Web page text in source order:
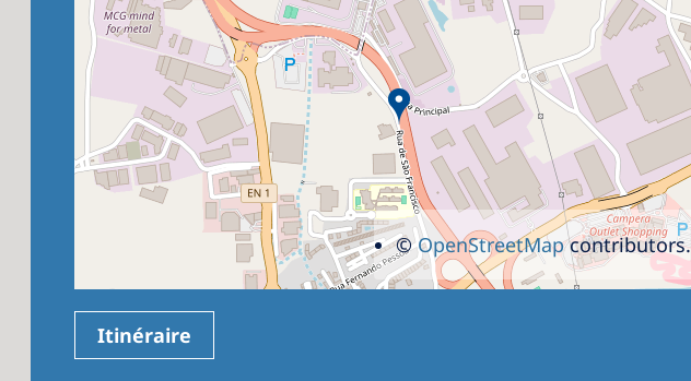
©OpenStreetMapcontributors.
Itinéraire